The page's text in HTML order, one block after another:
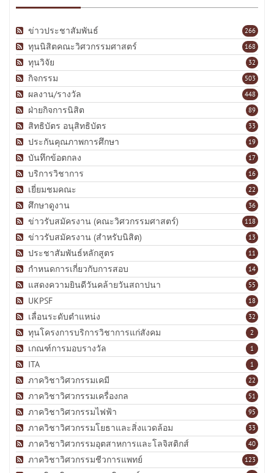
266
ข่าวประชาสัมพันธ์
168
ทุนนิสิตคณะวิศวกรรมศาสตร์
32
ทุนวิจัย
503
กิจกรรม
448
ผลงาน/รางวัล
89
ฝ่ายกิจการนิสิต
33
สิทธิบัตร อนุสิทธิบัตร
19
ประกันคุณภาพการศึกษา
17
บันทึกข้อตกลง
16
บริการวิชาการ
22
เยี่ยมชมคณะ
36
ศึกษาดูงาน
118
ข่าวรับสมัครงาน (คณะวิศวกรรมศาสตร์)
13
ข่าวรับสมัครงาน (สำหรับนิสิต)
11
ประชาสัมพันธ์หลักสูตร
14
กำหนดการเกี่ยวกับการสอบ
55
แสดงความยินดีวันคล้ายวันสถาปนา
18
UKPSF
32
เลื่อนระดับตำแหน่ง
2
ทุนโครงการบริการวิชาการแก่สังคม
1
เกณฑ์การมอบรางวัล
1
ITA
22
ภาควิชาวิศวกรรมเคมี
51
ภาควิชาวิศวกรรมเครื่องกล
95
ภาควิชาวิศวกรรมไฟฟ้า
33
ภาควิชาวิศวกรรมโยธาและสิ่งแวดล้อม
40
ภาควิชาวิศวกรรมอุตสาหการและโลจิสติกส์
123
ภาควิชาวิศวกรรมชีวการแพทย์